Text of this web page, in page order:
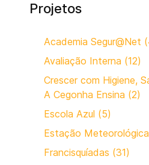
Projetos
Academia Segur@Net
Avaliação Interna (12)
Crescer com Higiene,
A Cegonha Ensina (2)
Escola Azul (5)
Estação
Francisquíadas (31)